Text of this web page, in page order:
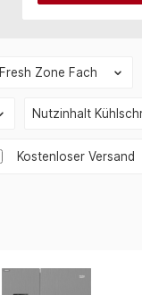
Fresh Zone Fach
Nutzinhalt
Filter hinzufügen:
Kostenloser Versand